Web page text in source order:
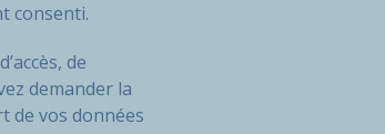
consenti.
de
demander la
de vos données